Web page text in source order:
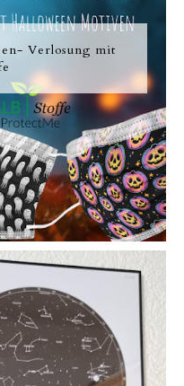
Verlosung mit